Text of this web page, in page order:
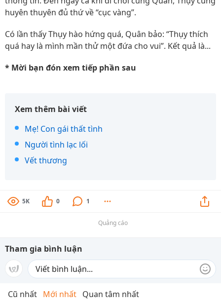
huyên thuyên đủ thứ về “cục vàng”.
Có lần thấy Thụy hào hứng quá, Quân bảo: “Thụy thích
quá hay là mình mần thử một đứa cho vui”. Kết quả là...
* Mời bạn đón xem tiếp phần sau
Xem thêm bài viết
Mẹ! Con gái thất tình
Người tình lạc lối
Vết thương
5K 0 1
Quảng cáo
Tham gia bình luận
Cũ nhất Mới nhất Quan tâm nhất